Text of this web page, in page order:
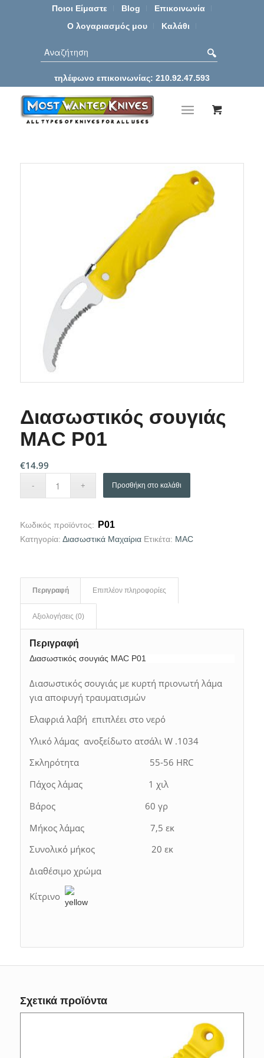
Ποιοι Είμαστε Blog
Επικοινωνία
Ο λογαριασμός μου
Καλάθι
τηλέφωνο επικοινωνίας: 210.92.47.593
Διασωστικός σουγιάς
MAC P01
€14.99
Προσθήκη στο καλάθι
Κωδικός προϊόντος: P01
Κατηγορία: Διασωστικά Μαχαίρια Ετικέτα: MAC
Περιγραφή Επιπλέον πληροφορίες
Αξιολογήσεις (0)
Περιγραφή
Διασωστικός σουγιάς MAC P01
Διασωστικός σουγιάς με κυρτή πριονωτή λάμα
για αποφυγή τραυματισμών
Ελαφριά λαβή επιπλέει στο νερό
Υλικό λάμας ανοξείδωτο ατσάλι W .1034
Σκληρότητα 55-56 HRC
Πάχος λάμας 1 χιλ
Βάρος 60 γρ
Μήκος λάμας 7,5 εκ
Συνολικό μήκος 20 εκ
Διαθέσιμο χρώμα
Κίτρινο
Σχετικά προϊόντα